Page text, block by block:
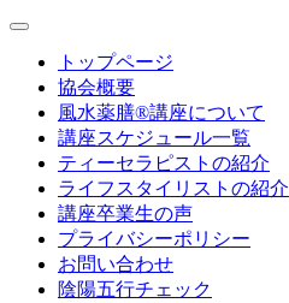
toggle
navigationトップページ
協会概要
風水薬膳®講座について
講座スケジュール一覧
ティーセラピストの紹介
ライフスタイリストの紹介
講座卒業生の声
プライバシーポリシー
お問い合わせ
陰陽五行チェック